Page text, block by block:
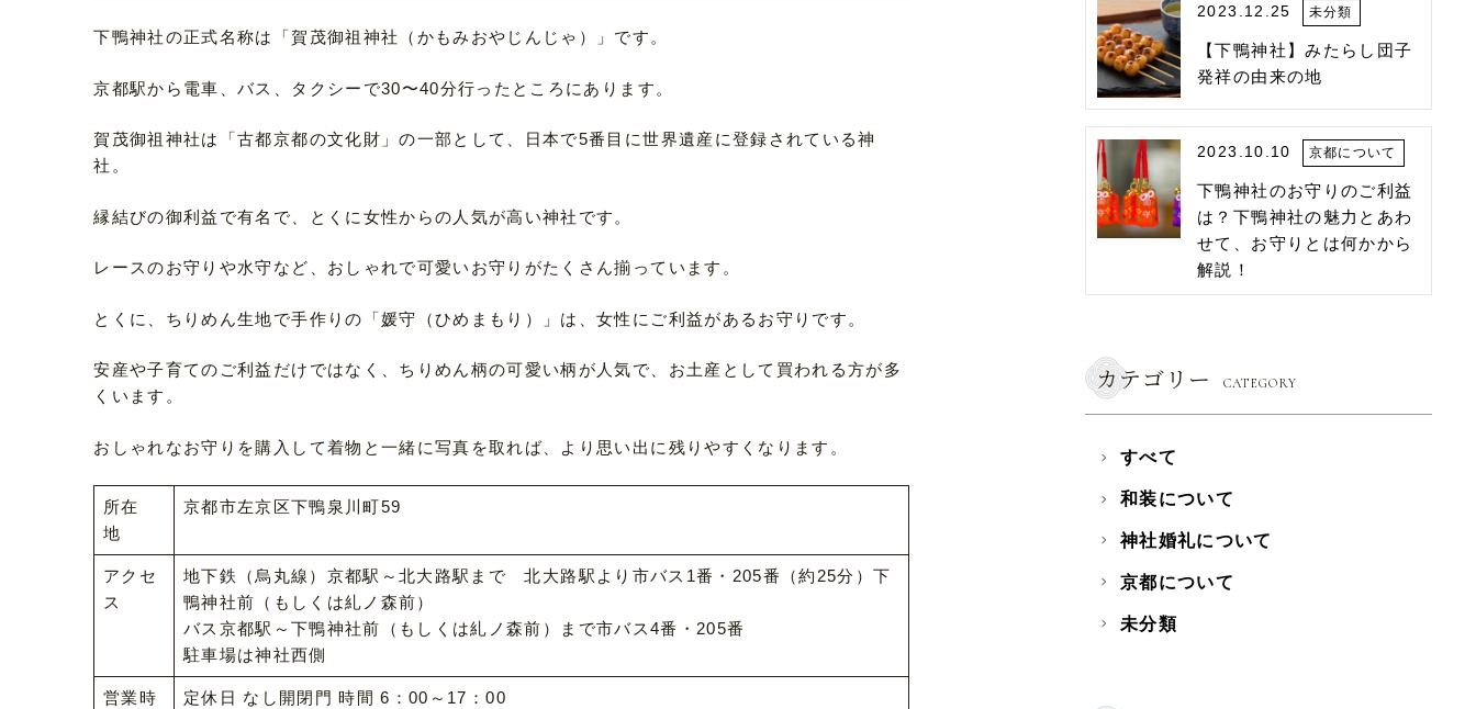
下鴨神社の正式名称は「賀茂御祖神社（かもみおやじんじゃ）」です。
京都駅から電車、バス、タクシーで30〜40分行ったところにあります。
賀茂御祖神社は「古都京都の文化財」の一部として、日本で5番目に世界遺産に登録されている神
社。
縁結びの御利益で有名で、とくに女性からの人気が高い神社です。
レースのお守りや水守など、おしゃれで可愛いお守りがたくさん揃っています。
とくに、ちりめん生地で手作りの「媛守（ひめまもり）」は、女性にご利益があるお守りです。
安産や子育てのご利益だけではなく、ちりめん柄の可愛い柄が人気で、お土産として買われる方が多
くいます。
おしゃれなお守りを購入して着物と一緒に写真を取れば、より思い出に残りやすくなります。
所在
地
京都市左京区下鴨泉川町59
アクセ
ス
地下鉄（烏丸線）京都駅～北大路駅まで 北大路駅より市バス1番・205番（約25分）下
鴨神社前（もしくは糺ノ森前）
バス京都駅～下鴨神社前（もしくは糺ノ森前）まで市バス4番・205番
駐車場は神社西側
営業時
定休日 なし開閉門 時間 6：00～17：00
2023.12.25 未分類
【下鴨神社】みたらし団子
発祥の由来の地
2023.10.10 京都について
下鴨神社のお守りのご利益
は？下鴨神社の魅力とあわ
せて、お守りとは何かから
解説！
カテゴリー CATEGORY
すべて
和装について
神社婚礼について
京都について
未分類